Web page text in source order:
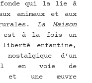
qui la lie à
animaux et aux
La Maison
à la fois un
enfantine,
d’un
en voie de
et une œuvre